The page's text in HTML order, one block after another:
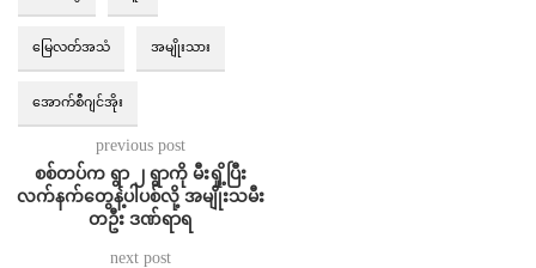
မြေလတ်အသံ အမျိုးသား
အောက်စီဂျင်အိုး
previous post
စစ်တပ်က ရွာ ၂ ရွာကို မီးရှို့ပြီး
လက်နက်တွေနဲ့ပါပစ်လို့ အမျိုးသမီး
တဦး ဒဏ်ရာရ
next post